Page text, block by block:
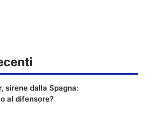
sirene dalla Spagna:
al difensore?